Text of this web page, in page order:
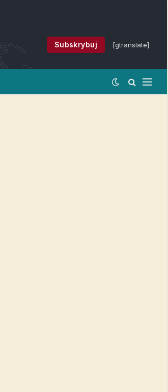
Subskrybuj [gtranslate]